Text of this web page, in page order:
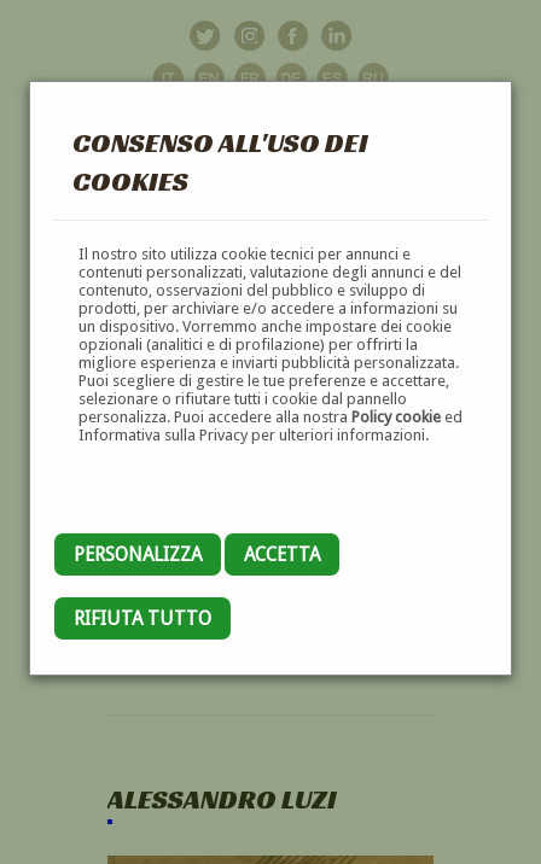
CONSENSO ALL'USO DEI
COOKIES
Il nostro sito utilizza cookie tecnici per annunci e
contenuti personalizzati, valutazione degli annunci e del
contenuto, osservazioni del pubblico e sviluppo di
prodotti, per archiviare e/o accedere a informazioni su
un dispositivo. Vorremmo anche impostare dei cookie
opzionali (analitici e di profilazione) per offrirti la
migliore esperienza e inviarti pubblicità personalizzata.
Puoi scegliere di gestire le tue preferenze e accettare,
selezionare o rifiutare tutti i cookie dal pannello
personalizza. Puoi accedere alla nostra Policy cookieed
Informativa sulla Privacy per ulteriori informazioni.
PERSONALIZZA ACCETTA
RIFIUTA TUTTO
GALLERIAD'ARTE
DIPINTI E SCULTURE '800 E '900
ALESSANDRO LUZI